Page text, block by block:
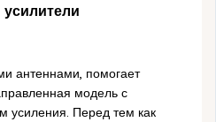
антеннами, помогает
модель с
Перед тем как